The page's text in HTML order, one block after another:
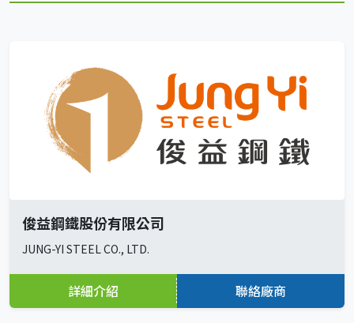
俊益鋼鐵股份有限公司
JUNG-YI STEEL CO., LTD.
詳細介紹 聯絡廠商